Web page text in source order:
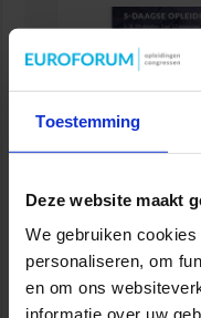
Toestemming
Deze website maakt
We gebruiken
personaliseren, om
en om ons
informatie over uw
Opleiding
VEILIGHEID